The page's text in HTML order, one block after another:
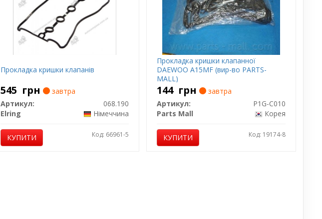
Прокладка кришки клапанів
545 грн
завтра
Артикул:
068.190
Elring
Німеччина
КУПИТИ Код: 66961-5
Прокладка кришки клапанної
DAEWOO A15MF (вир-во PARTS-
MALL)
144 грн
завтра
Артикул:
P1G-C010
Parts Mall
Корея
КУПИТИ Код: 19174-8